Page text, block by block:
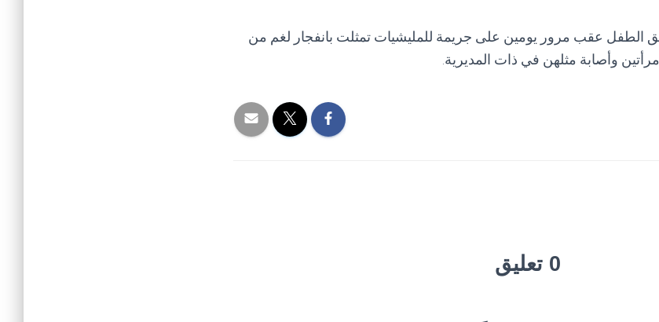
الطفل عقب مرور يومين على جريمة للمليشيات تمثلت بانفجار لغم من
وأصابة مثلهن في ذات المديرية.
0 تعليق